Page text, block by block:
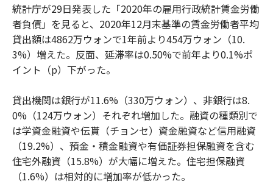
統計庁が29日発表した「2020年の雇用行政統計賃金労働
者負債」を見ると、2020年12月末基準の賃金労働者平均
貸出額は4862万ウォンで1年前より454万ウォン（10.
3%）増えた。反面、延滞率は0.50%で前年より0.1%ポ
イント（p）下がった。
貸出機関は銀行が11.6%（330万ウォン）、非銀行は8.
0%（124万ウォン）それぞれ増加した。融資の種類別で
は学資金融資や伝貰（チョンセ）資金融資など信用融資
（19.2%）、預金・積金融資や有価証券担保融資を含む
住宅外融資（15.8%）が大幅に増えた。住宅担保融資
（1.6%）は相対的に増加率が低かった。